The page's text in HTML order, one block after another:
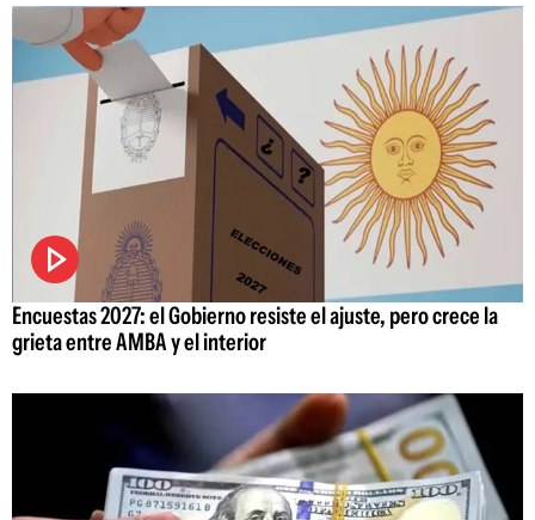
Encuestas 2027: el Gobierno resiste el ajuste, pero crece la
grieta entre AMBA y el interior